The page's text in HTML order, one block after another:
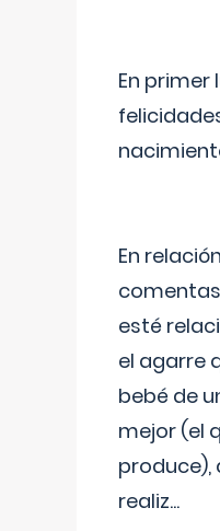
En primer
En
esté
el agarre
bebé de
mejor (el
produce),
realiz...